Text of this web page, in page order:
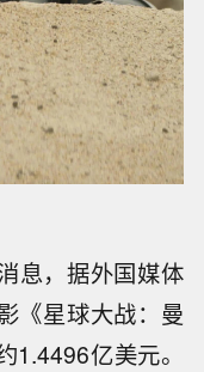
息，据外国媒体
《星球大战：曼
亿美元。